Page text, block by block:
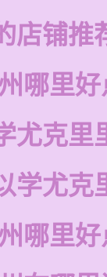
店铺推
哪里
尤克里
学尤克
哪里